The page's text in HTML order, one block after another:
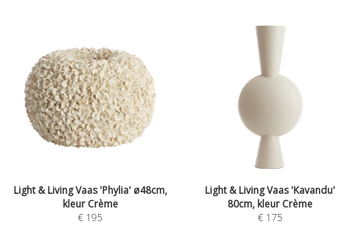
Light & Living Vaas 'Phylia' ø48cm,
kleur Crème
€ 195
Light & Living Vaas 'Kavandu'
80cm, kleur Crème
€ 175